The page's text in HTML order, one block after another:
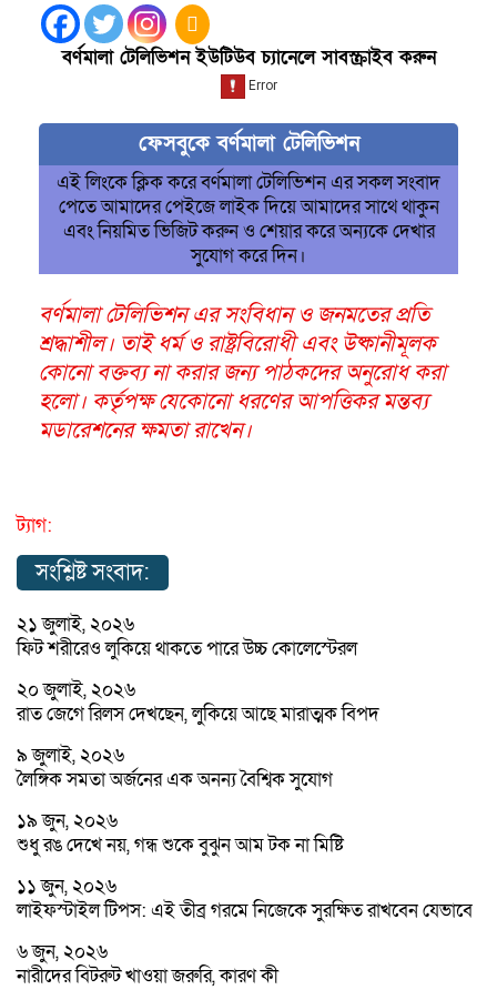
বর্ণমালা টেলিভিশন ইউটিউব চ্যানেলে সাবস্ক্রাইব করুন
ফেসবুকে বর্ণমালা টেলিভিশন
এই লিংকে ক্লিক করে বর্ণমালা টেলিভিশন এর সকল সংবাদ
পেতে আমাদের পেইজে লাইক দিয়ে আমাদের সাথে থাকুন
এবং নিয়মিত ভিজিট করুন ও শেয়ার করে অন্যকে দেখার
সুযোগ করে দিন।
বর্ণমালা টেলিভিশন এর সংবিধান ও জনমতের প্রতি
শ্রদ্ধাশীল। তাই ধর্ম ও রাষ্ট্রবিরোধী এবং উষ্কানীমূলক
কোনো বক্তব্য না করার জন্য পাঠকদের অনুরোধ করা
হলো। কর্তৃপক্ষ যেকোনো ধরণের আপত্তিকর মন্তব্য
মডারেশনের ক্ষমতা রাখেন।
ট্যাগ:
সংশ্লিষ্ট সংবাদ:
২১ জুলাই, ২০২৬
ফিট শরীরেও লুকিয়ে থাকতে পারে উচ্চ কোলেস্টেরল
২০ জুলাই, ২০২৬
রাত জেগে রিলস দেখছেন, লুকিয়ে আছে মারাত্মক বিপদ
৯ জুলাই, ২০২৬
লৈঙ্গিক সমতা অর্জনের এক অনন্য বৈশ্বিক সুযোগ
১৯ জুন, ২০২৬
শুধু রঙ দেখে নয়, গন্ধ শুকে বুঝুন আম টক না মিষ্টি
১১ জুন, ২০২৬
লাইফস্টাইল টিপস: এই তীব্র গরমে নিজেকে সুরক্ষিত রাখবেন যেভাবে
৬ জুন, ২০২৬
নারীদের বিটরুট খাওয়া জরুরি, কারণ কী